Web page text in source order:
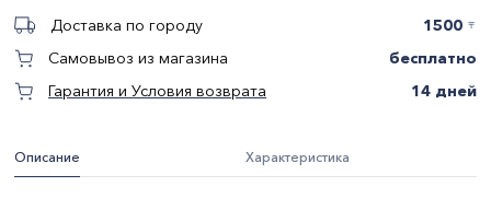
Описание Характеристика
Доставка по городу 1500 〒
Самовывоз из магазина
бесплатно
Гарантия и Условия возврата
14 дней